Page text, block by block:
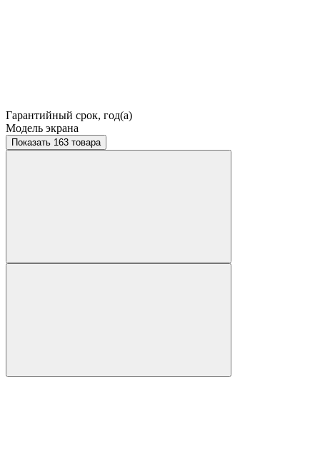
Гарантийный срок, год(а)
Модель экрана
Показать 163 товара